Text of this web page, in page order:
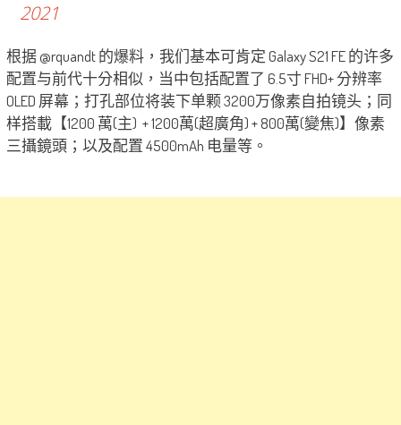
2021
根据 @rquandt 的爆料，我们基本可肯定 Galaxy S21 FE 的许多
配置与前代十分相似，当中包括配置了 6.5寸 FHD+ 分辨率
OLED 屏幕；打孔部位将装下单颗 3200万像素自拍镜头；同
样搭載【1200 萬(主) + 1200萬(超廣角) + 800萬(變焦)】像素
三攝鏡頭；以及配置 4500mAh 电量等。